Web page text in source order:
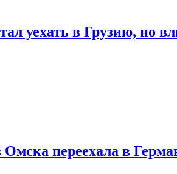
уехать в Грузию, но
переехала в